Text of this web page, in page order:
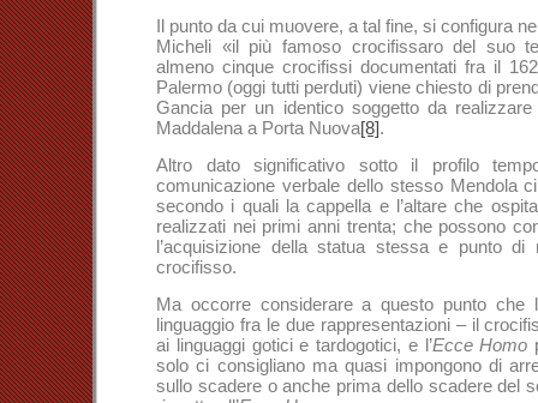
Il punto da cui muovere, a tal fine, si configura
Micheli «il più famoso crocifissaro del suo
almeno cinque crocifissi documentati fra il
Palermo (oggi tutti perduti) viene chiesto di
Gancia per un identico soggetto da
Maddalena a Porta Nuova[8].
Altro dato significativo sotto il profilo
comunicazione verbale dello stesso Mendola
secondo i quali la cappella e l’altare che
realizzati nei primi anni trenta; che possono
l’acquisizione della statua stessa e punto
crocifisso.
Ma occorre considerare a questo punto che
linguaggio fra le due rappresentazioni – il
ai linguaggi gotici e tardogotici, e l’Ecce Homo
solo ci consigliano ma quasi impongono di
sullo scadere o anche prima dello scadere del